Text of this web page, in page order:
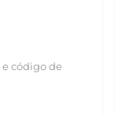
código de